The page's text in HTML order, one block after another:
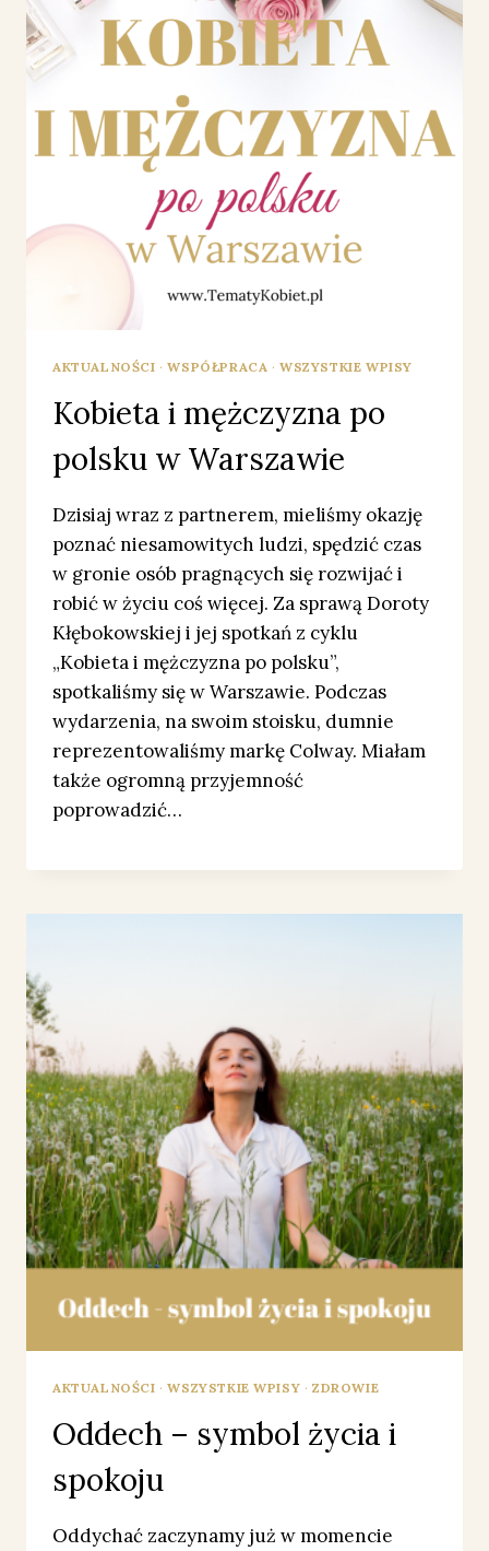
AKTUALNOŚCI ·WSPÓŁPRACA ·WSZYSTKIE WPISY
Kobieta i mężczyzna po
polsku w Warszawie
Dzisiaj wraz z partnerem, mieliśmy okazję
poznać niesamowitych ludzi, spędzić czas
w gronie osób pragnących się rozwijać i
robić w życiu coś więcej. Za sprawą Doroty
Kłębokowskiej i jej spotkań z cyklu
„Kobieta i mężczyzna po polsku”,
spotkaliśmy się w Warszawie. Podczas
wydarzenia, na swoim stoisku, dumnie
reprezentowaliśmy markę Colway. Miałam
także ogromną przyjemność
poprowadzić…
AKTUALNOŚCI ·WSZYSTKIE WPISY ·ZDROWIE
Oddech – symbol życia i
spokoju
Oddychać zaczynamy już w momencie